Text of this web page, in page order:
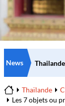
News
Home
Thaïlande
Les 7 objets ou